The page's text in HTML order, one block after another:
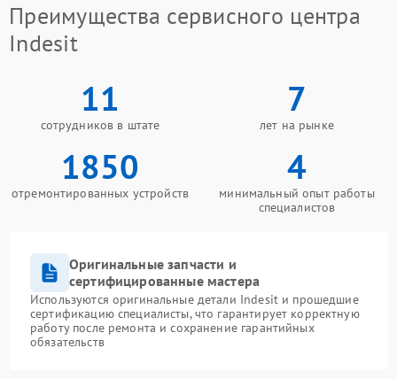
Преимущества сервисного центра
Indesit
11
сотрудников в штате
7
лет на рынке
1850
отремонтированных устройств
4
минимальный опыт работы
специалистов
Оригинальные запчасти и
сертифицированные мастера
Используются оригинальные детали Indesit и прошедшие
сертификацию специалисты, что гарантирует корректную
работу после ремонта и сохранение гарантийных
обязательств